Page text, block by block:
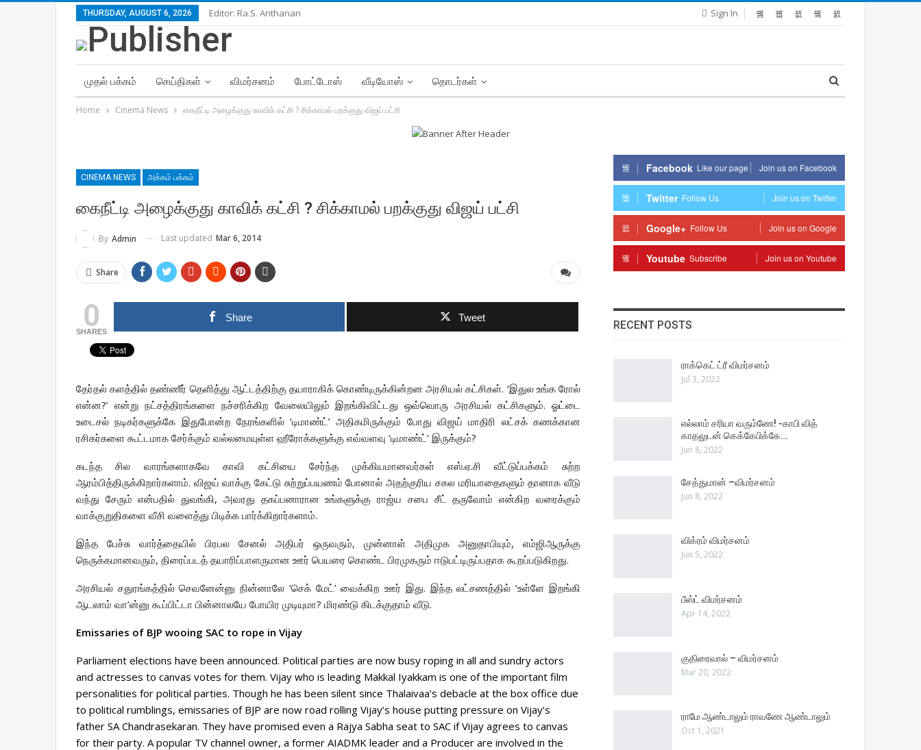
Sign In
THURSDAY, AUGUST 6, 2026 Editor: Ra.S. Anthanan
முதல் பக்கம் செய்திகள் விமர்சனம் போட்டோஸ் வீடியோஸ் தொடர்கள்
Home Cinema News கைநீட்டி அழைக்குது காவிக் கட்சி ? சிக்காமல் பறக்குது விஜய் பட்சி
CINEMA NEWS அக்கம் பக்கம்
கைநீட்டி அழைக்குது காவிக் கட்சி ? சிக்காமல் பறக்குது விஜய் பட்சி
By Admin Last updated Mar 6, 2014
Share
0
SHARES
Share Tweet
தேர்தல் களத்தில் தண்ணீர் தெளித்து ஆட்டத்திற்கு தயாராகிக் கொண்டிருக்கின்றன அரசியல் கட்சிகள். ‘இதுல உங்க ரோல்
என்ன?’ என்று நட்சத்திரங்களை நச்சரிக்கிற வேலையிலும் இறங்கிவிட்டது ஒவ்வொரு அரசியல் கட்சிகளும். ஓட்டை
உடைசல் நடிகர்களுக்கே இதுபோன்ற நேரங்களில் ‘டிமாண்ட்’ அதிகமிருக்கும் போது விஜய் மாதிரி லட்சக் கணக்கான
ரசிகர்களை கூட்டமாக சேர்க்கும் வல்லமையுள்ள ஹீரோக்களுக்கு எவ்வளவு ‘டிமாண்ட்’ இருக்கும்?
கடந்த சில வாரங்களாகவே காவி கட்சியை சேர்ந்த முக்கியமானவர்கள் எஸ்.ஏ.சி வீட்டுப்பக்கம் சுற்ற
ஆரம்பித்திருக்கிறார்களாம். விஜய் வாக்கு கேட்டு சுற்றுப்பயணம் போனால் அதற்குரிய சகல மரியாதைகளும் தானாக வீடு
வந்து சேரும் என்பதில் துவங்கி, அவரது தகப்பனாரான உங்களுக்கு ராஜ்ய சபை சீட் தருவோம் என்கிற வரைக்கும்
வாக்குறுதிகளை வீசி வளைத்து பிடிக்க பார்க்கிறார்களாம்.
இந்த பேச்சு வார்த்தையில் பிரபல சேனல் அதிபர் ஒருவரும், முன்னாள் அதிமுக அனுதாபியும், எம்ஜிஆருக்கு
நெருக்கமானவரும், திரைப்படத் தயாரிப்பாளருமான ஊர் பெயரை கொண்ட பிரமுகரும் ஈடுபட்டிருப்பதாக கூறப்படுகிறது.
அரசியல் சதுரங்கத்தில் செவனேன்னு நின்னாலே ‘செக் மேட்’ வைக்கிற ஊர் இது. இந்த லட்சணத்தில் ‘உள்ளே இறங்கி
ஆடலாம் வா’ன்னு கூப்பிட்டா பின்னாலயே போயிர முடியுமா? மிரண்டு கிடக்குதாம் வீடு.
Emissaries of BJP wooing SAC to rope in Vijay
Parliament elections have been announced. Political parties are now busy roping in all and sundry actors
and actresses to canvas votes for them. Vijay who is leading Makkal Iyakkam is one of the important film
personalities for political parties. Though he has been silent since Thalaivaa’s debacle at the box office due
to political rumblings, emissaries of BJP are now road rolling Vijay’s house putting pressure on Vijay’s
father SA Chandrasekaran. They have promised even a Rajya Sabha seat to SAC if Vijay agrees to canvas
for their party. A popular TV channel owner, a former AIADMK leader and a Producer are involved in the
Facebook Like our page Join us on Facebook
Twitter Follow Us Join us on Twitter
Google+ Follow Us Join us on Google
Youtube Subscribe Join us on Youtube
RECENT POSTS
ராக்கெட் ட்ரீ விமர்சனம்
Jul 3, 2022
எல்லாம் சரியா வரும்ணே! -காபி வித்
காதலுடன் கெக்கேபிக்கே…
Jun 8, 2022
சேத்துமான் –விமர்சனம்
Jun 8, 2022
விக்ரம் விமர்சனம்
Jun 5, 2022
பீஸ்ட் விமர்சனம்
Apr 14, 2022
குதிரைவால் – விமர்சனம்
Mar 20, 2022
ராமே ஆண்டாலும் ராவணே ஆண்டாலும்
Oct 1, 2021